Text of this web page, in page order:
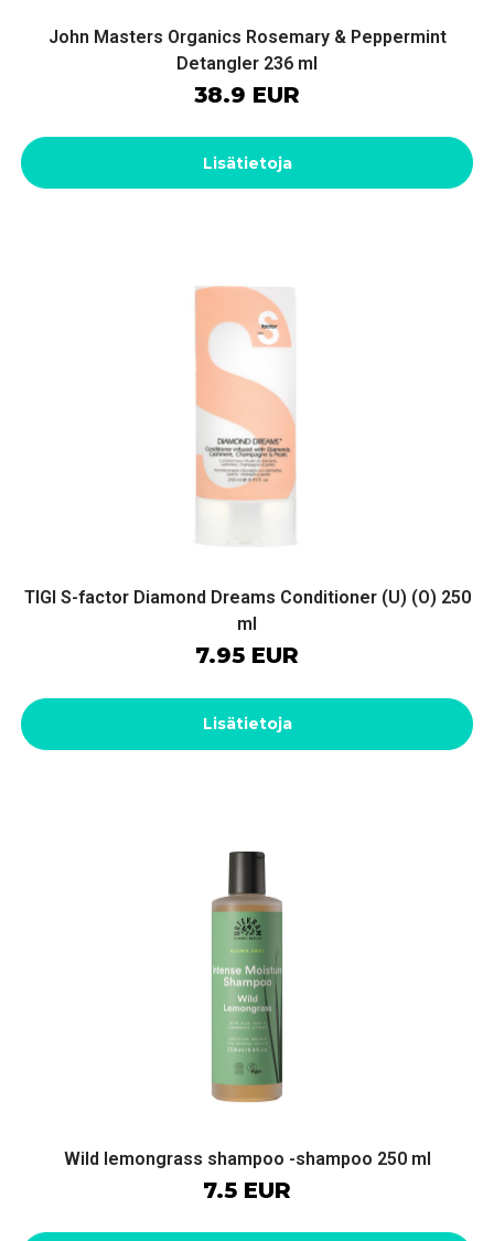
John Masters Organics Rosemary & Peppermint
Detangler 236 ml
38.9 EUR
Lisätietoja
TIGI S-factor Diamond Dreams Conditioner (U) (O) 250
ml
7.95 EUR
Lisätietoja
Wild lemongrass shampoo -shampoo 250 ml
7.5 EUR